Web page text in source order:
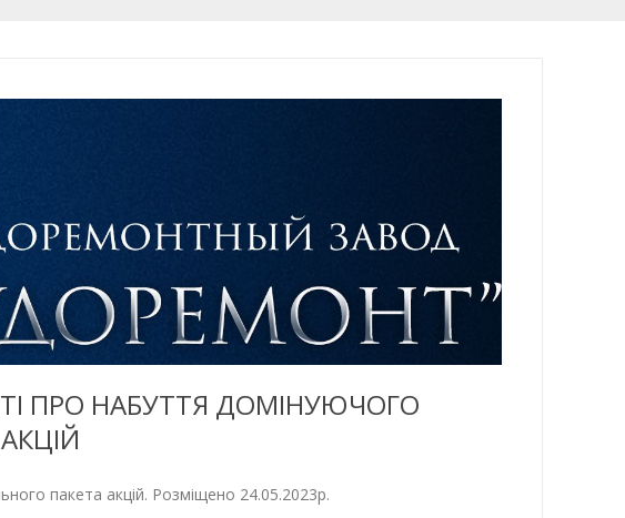
ПРО НАБУТТЯ ДОМІНУЮЧОГО
пакета акцій. Розміщено 24.05.2023р.